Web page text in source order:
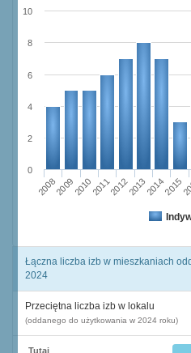
20082009201020112012201320142015
0
2
4
6
8
10
Łączna liczba izb w mieszkaniach
2024
Przeciętna liczba izb w lokalu
(oddanego do użytkowania w 2024 roku)
Tutaj